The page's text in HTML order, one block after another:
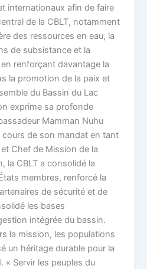
internationaux afin de faire
de la CBLT, notamment
des ressources en eau, la
de subsistance et la
renforçant davantage la
la promotion de la paix et
du Bassin du Lac
exprime sa profonde
Mamman Nuhu
de son mandat en tant
Chef de Mission de la
la CBLT a consolidé la
membres, renforcé la
de sécurité et de
les bases
intégrée du bassin.
la mission, les populations
un héritage durable pour la
« Servir les peuples du